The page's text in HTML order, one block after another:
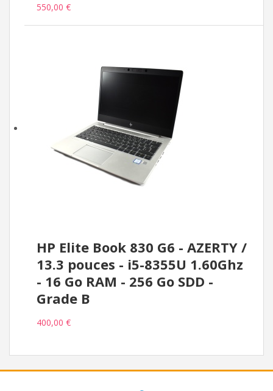
550,00 €
HP Elite Book 830 G6 - AZERTY /
13.3 pouces - i5-8355U 1.60Ghz
- 16 Go RAM - 256 Go SDD -
Grade B
400,00 €